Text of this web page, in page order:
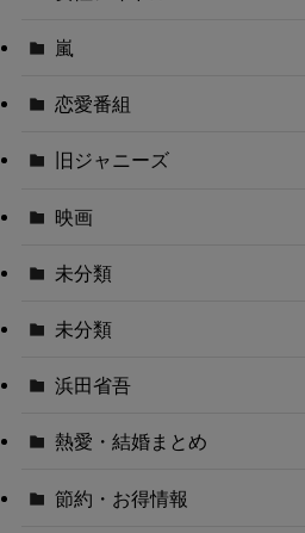
嵐
恋愛番組
旧ジャニーズ
映画
未分類
未分類
浜田省吾
熱愛・結婚まとめ
節約・お得情報